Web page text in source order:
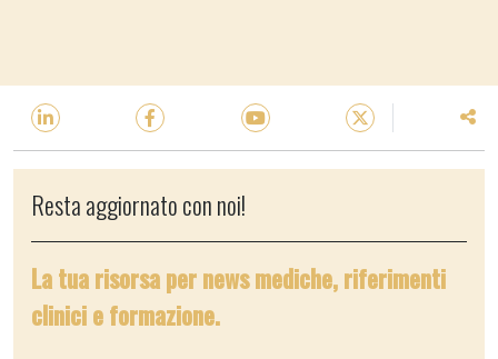
Resta aggiornato con noi!
La tua risorsa per news mediche, riferimenti
clinici e formazione.